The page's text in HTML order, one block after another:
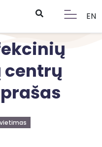
EN
centrų